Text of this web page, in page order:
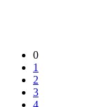
0
1
2
3